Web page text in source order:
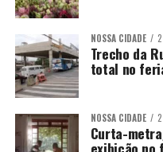
NOSSA CIDADE
Trecho da
total no
NOSSA CIDADE
Curta-